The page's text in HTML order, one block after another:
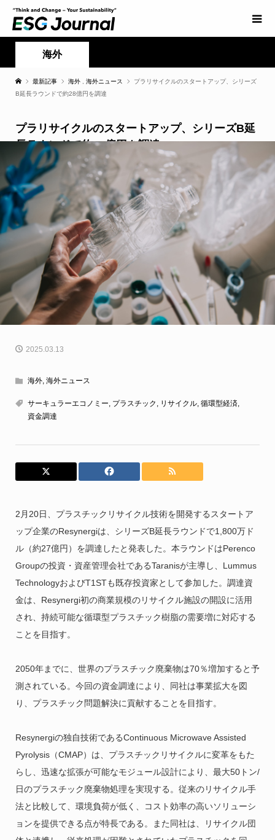
海外
最新記事 海外 海外ニュース
プラリサイクルのスタートアップ、シリーズ
B延長ラウンドで約28億円を調達
プラリサイクルのスタートアップ、シリーズB延
長ラウンドで約28億円を調達
2025.03.13
海外, 海外ニュース
サーキュラーエコノミー プラスチック リサイクル, 循環型経済,
資金調達
2月20日、プラスチックリサイクル技術を開発するスタートア
ップ企業のResynergiは、シリーズB延長ラウンドで1,800万ド
ル（約27億円）を調達したと発表した。本ラウンドはPerenco
Groupの投資・資産管理会社であるTaranisが主導し、Lummus
TechnologyおよびT1STも既存投資家として参加した。調達資
金は、Resynergi初の商業規模のリサイクル施設の開設に活用
され、持続可能な循環型プラスチック樹脂の需要増に対応する
ことを目指す。
2050年までに、世界のプラスチック廃棄物は70％増加すると予
測されている。今回の資金調達により、同社は事業拡大を図
り、プラスチック問題解決に貢献することを目指す。
Resynergiの独自技術であるContinuous Microwave Assisted
Pyrolysis（CMAP）は、プラスチックリサイクルに変革をもた
らし、迅速な拡張が可能なモジュール設計により、最大50トン/
日のプラスチック廃棄物処理を実現する。従来のリサイクル手
法と比較して、環境負荷が低く、コスト効率の高いソリューシ
ョンを提供できる点が特長である。また同社は、リサイクル団